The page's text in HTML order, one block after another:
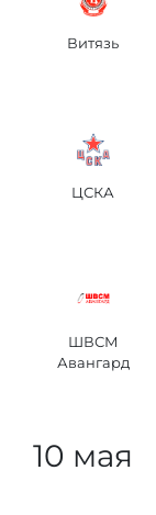
Витязь
ЦСКА
ШВСМ
Авангард
10 мая